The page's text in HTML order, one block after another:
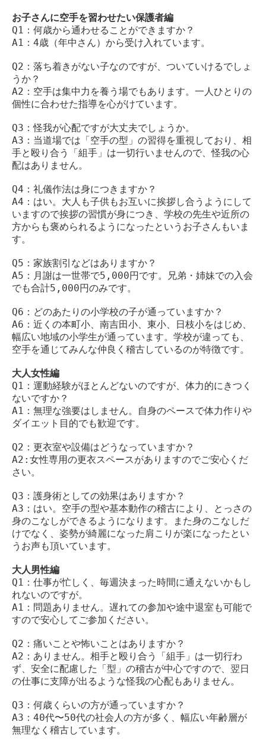
お子さんに空手を習わせたい保護者編
Q1：何歳から通わせることができますか？
A1：4歳（年中さん）から受け入れています。
Q2：落ち着きがない子なのですが、ついていけるでしょ
うか？
A2：空手は集中力を養う場でもあります。一人ひとりの
個性に合わせた指導を心がけています。
Q3：怪我が心配ですが大丈夫でしょうか。
A3：当道場では「空手の型」の習得を重視しており、相
手と殴り合う「組手」は一切行いませんので、怪我の心
配はありません。
Q4：礼儀作法は身につきますか？
A4：はい。大人も子供もお互いに挨拶し合うようにして
いますので挨拶の習慣が身につき、学校の先生や近所の
方からも褒められるようになったというお子さんもいま
す。
Q5：家族割引などはありますか？
A5：月謝は一世帯で5,000円です。兄弟・姉妹での入会
でも合計5,000円のみです。
Q6：どのあたりの小学校の子が通っていますか？
A6：近くの本町小、南吉田小、東小、日枝小をはじめ、
幅広い地域の小学生が通っています。学校が違っても、
空手を通じてみんな仲良く稽古しているのが特徴です。
大人女性編
Q1：運動経験がほとんどないのですが、体力的にきつく
ないですか？
A1：無理な強要はしません。自身のペースで体力作りや
ダイエット目的でも歓迎です。
Q2：更衣室や設備はどうなっていますか？
A2:女性専用の更衣スペースがありますのでご安心くだ
さい。
Q3：護身術としての効果はありますか？
A3：はい。空手の型や基本動作の稽古により、とっさの
身のこなしができるようになります。また身のこなしだ
けでなく、姿勢が綺麗になった肩こりが楽になったとい
うお声も頂いています。
大人男性編
Q1：仕事が忙しく、毎週決まった時間に通えないかもし
れないのですが。
A1：問題ありません。遅れての参加や途中退室も可能で
すので安心してご参加ください。
Q2：痛いことや怖いことはありますか？
A2：ありません。相手と殴り合う「組手」は一切行わ
ず、安全に配慮した「型」の稽古が中心ですので、翌日
の仕事に支障が出るような怪我の心配もありません。
Q3：何歳くらいの方が通っていますか？
A3：40代〜50代の社会人の方が多く、幅広い年齢層が
無理なく稽古しています。